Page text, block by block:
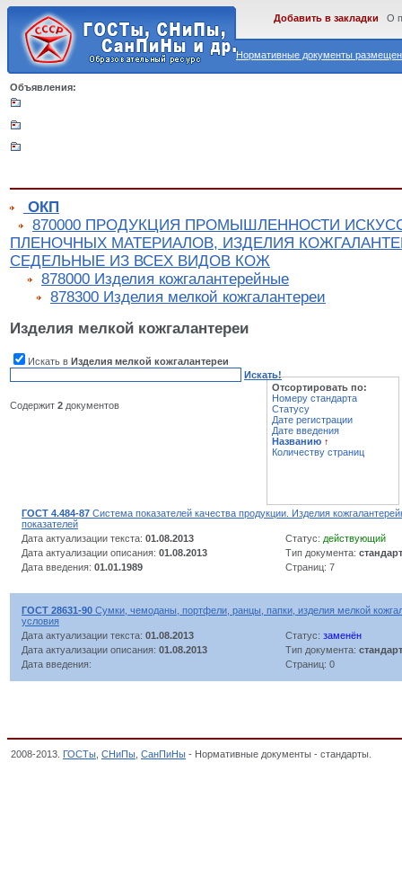
Нормативные документы
Добавить в закладки О
Объявления:
ОКП
870000 ПРОДУКЦИЯ ПРОМЫШЛЕННОСТИ
ПЛЕНОЧНЫХ МАТЕРИАЛОВ, ИЗДЕЛИЯ
СЕДЕЛЬНЫЕ ИЗ ВСЕХ ВИДОВ КОЖ
878000 Изделия кожгалантерейные
878300 Изделия мелкой кожгалантереи
Изделия мелкой кожгалантереи
Искать в Изделия мелкой кожгалантереи
Искать!
Содержит 2 документов
Отсортировать по:
Номеру стандарта
Статусу
Дате регистрации
Дате введения
Названию ↑
Количеству страниц
ГОСТ 4.484-87 Система показателей качества продукции. Изделия
показателей
Дата актуализации текста: 01.08.2013 Статус: действующий
Дата актуализации описания: 01.08.2013 Тип документа: стандарт
Дата введения: 01.01.1989 Страниц: 7
ГОСТ 28631-90 Сумки, чемоданы, портфели, ранцы, папки, изделия мелкой
условия
Дата актуализации текста: 01.08.2013 Статус: заменён
Дата актуализации описания: 01.08.2013 Тип документа: стандарт
Дата введения:
Страниц: 0
2008-2013. ГОСТы СНиПы СанПиНы - Нормативные документы - стандарты.